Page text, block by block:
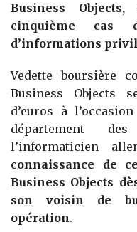
Business
cinquième cas
d’informations
Vedette boursière
Business Objects
d’euros à
département
l’informaticien
connaissance de
Business Objects
son voisin de
opération.